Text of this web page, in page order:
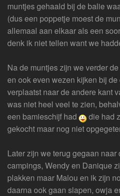
muntjes gehaald bij de balie
(dus een poppetje moest de
allemaal aan elkaar als een
denk ik niet tellen want we
Na de muntjes zijn we verder
en ook even wezen kijken bij
verplaatst naar de andere kant
was niet heel veel te zien,
een bamieschijf had
die had
gekocht maar nog niet
Later zijn we terug gegaan
campings, Wendy en Danique
plakken maar Malou en ik zijn
daarna ook gaan slapen, owja